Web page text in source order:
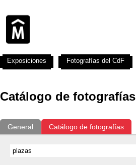
Catálogo de fotografías
General Catálogo de fotografías
Exposiciones Fotografías del CdF